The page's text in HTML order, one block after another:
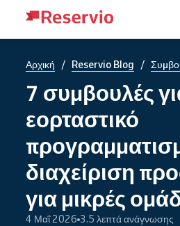
Αρχική / Reservio Blog /
7 συμβουλές
εορταστικό
διαχείριση
για μικρές
4 Μαΐ 2026 3.5 λεπτά ανάγνωσης